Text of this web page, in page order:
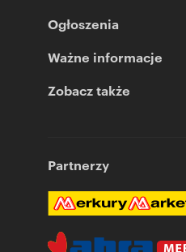
Ogłoszenia
Ważne informacje
Zobacz także
Partnerzy